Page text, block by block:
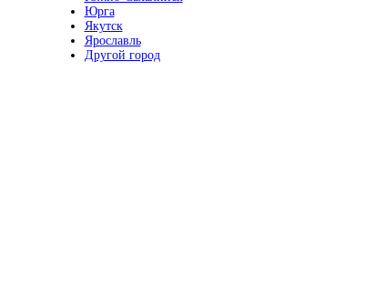
Юрга
Якутск
Ярославль
Другой город